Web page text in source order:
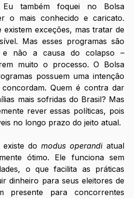
Eu também foquei no Bolsa
o mais conhecido e caricato.
existem exceções, mas tratar de
Mas esses programas são
e não a causa do colapso –
muito o processo. O Bolsa
possuem uma intenção
Quem é contra dar
mais sofridas do Brasil? Mas
rever essas políticas, pois
no longo prazo do jeito atual.
do modus operandi atual
ótimo. Ele funciona sem
o que facilita as práticas
dinheiro para seus eleitores de
para concorrentes